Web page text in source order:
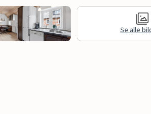
Se alle